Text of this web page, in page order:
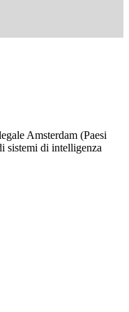
Amsterdam (Paesi
sistemi di intelligenza